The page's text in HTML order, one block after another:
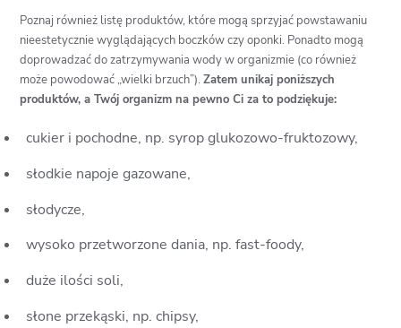
Poznaj również listę produktów, które mogą sprzyjać powstawaniu
nieestetycznie wyglądających boczków czy oponki. Ponadto mogą
doprowadzać do zatrzymywania wody w organizmie (co również
może powodować „wielki brzuch”).Zatem unikaj poniższych
produktów, a Twój organizm na pewno Ci za to podziękuje:
cukier i pochodne, np. syrop glukozowo-fruktozowy,
słodkie napoje gazowane,
słodycze,
wysoko przetworzone dania, np. fast-foody,
duże ilości soli,
słone przekąski, np. chipsy,